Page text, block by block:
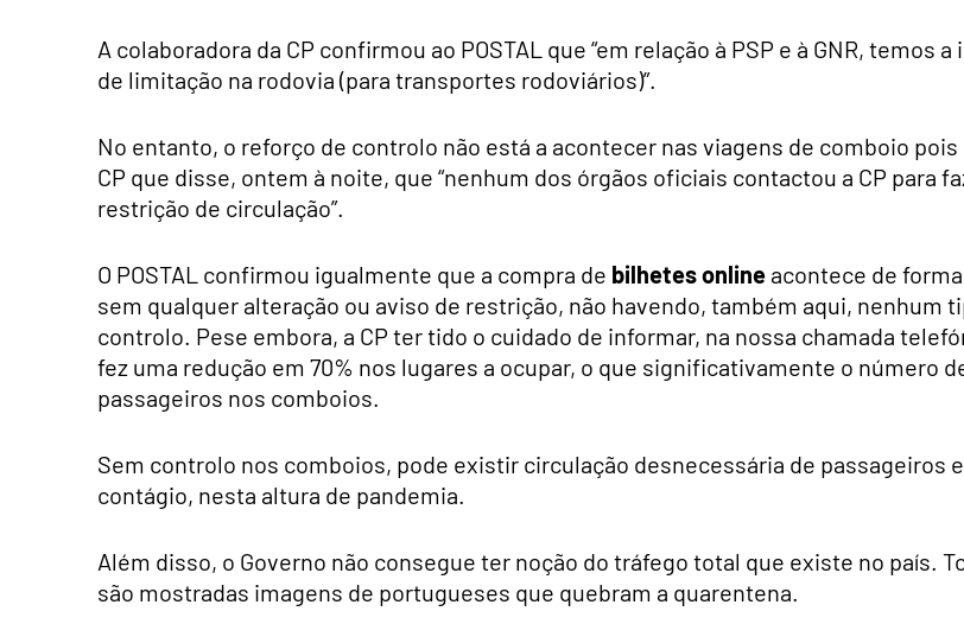
A colaboradora da CP confirmou ao POSTAL que “em relação à PSP e à GNR, temos a
de limitação na rodovia (para transportes rodoviários)”.
No entanto, o reforço de controlo não está a acontecer nas viagens de comboio pois
CP que disse, ontem à noite, que “nenhum dos órgãos oficiais contactou a CP para
restrição de circulação”.
O POSTAL confirmou igualmente que a compra de bilhetes online acontece de
sem qualquer alteração ou aviso de restrição, não havendo, também aqui, nenhum
controlo. Pese embora, a CP ter tido o cuidado de informar, na nossa chamada
fez uma redução em 70% nos lugares a ocupar, o que significativamente o número
passageiros nos comboios.
Sem controlo nos comboios, pode existir circulação desnecessária de passageiros
contágio, nesta altura de pandemia.
Além disso, o Governo não consegue ter noção do tráfego total que existe no país.
são mostradas imagens de portugueses que quebram a quarentena.